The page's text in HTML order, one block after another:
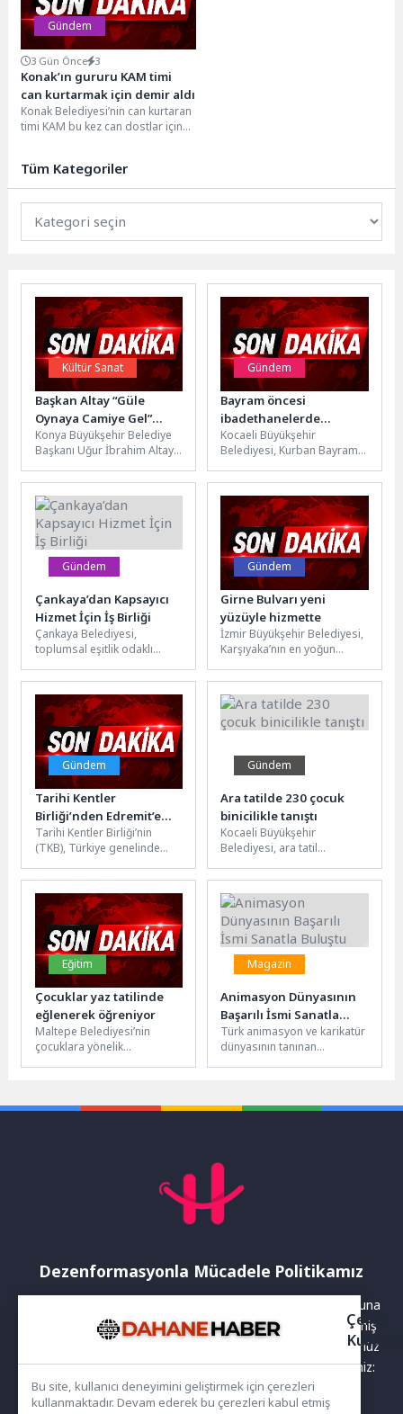
Gündem
3 Gün Önce 3
Konak’ın gururu KAM timi
can kurtarmak için demir aldı
Konak Belediyesi’nin can kurtaran
timi KAM bu kez can dostlar için
Tüm Kategoriler
Kültür Sanat
Başkan Altay “Güle
Oynaya Camiye Gel”
Projesi Kapsamında
Çocukların Sabah
Namazı Coşkusuna Eşlik
Konya Büyükşehir Belediye
Başkanı Uğur İbrahim Altay,
doğumlu 15 bin...
Gündem
Bayram öncesi
ibadethanelerde
hummalı hazırlık
Kocaeli Büyükşehir
Belediyesi, Kurban Bayramı
mescitlerde bakım ve
yenileme çalışmalarını
hızlandırdı. Kentin...
Gündem
Çankaya’dan Kapsayıcı
Hizmet İçin İş Birliği
Çankaya Belediyesi,
toplumsal eşitlik odaklı
daha ekleyerek dikkat çekici
bir projeye imza...
Gündem
Girne Bulvarı yeni
yüzüyle hizmette
İzmir Büyükşehir Belediyesi,
Karşıyaka’nın en yoğun
Bulvarı’ndaki yenileme
çalışmalarını tamamladı.
Ordu Bulvarı...
Gündem
Tarihi Kentler
Birliği’nden Edremit’e
kültürel miras desteği
Tarihi Kentler Birliği’nin
(TKB), Türkiye genelinde
korunmasına yönelik
hazırlanan projeler için...
Gündem
Ara tatilde 230 çocuk
binicilikle tanıştı
Kocaeli Büyükşehir
Belediyesi, ara tatil
unutulmaz bir deneyim
yaşattı. 7-12 yaş arası
çocuklara...
Eğitim
Çocuklar yaz tatilinde
eğlenerek öğreniyor
Maltepe Belediyesi’nin
çocuklara yönelik
Magazin
Animasyon Dünyasının
Başarılı İsmi Sanatla
Buluştu
Türk animasyon ve karikatür
dünyasının tanınan
Dezenformasyonla Mücadele Politikamız
Yayınlanan haberler doğruluk ilkesi gözetilerek hazırlanır. Buna
rağmen bazı içeriklerde eksik, hatalı veya güncelliğini yitirmiş
bilgiler bulunabilir.Yanlış veya yanıltıcı olduğunu düşündüğünüz
haberleri aşağıdaki iletişim kanallarından bize bildirebilirsiniz:
Çerez
Bu site, kullanıcı deneyimini geliştirmek için çerezleri
kullanmaktadır. Devam ederek bu çerezleri kabul etmiş